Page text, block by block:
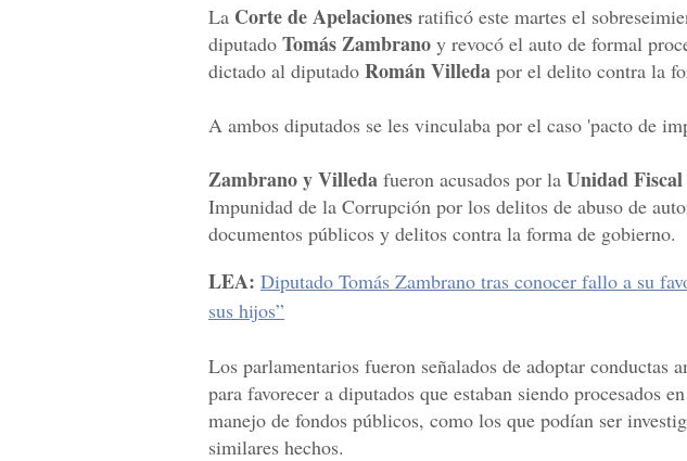
La Corte de Apelaciones ratificó este martes el
diputado Tomás Zambrano y revocó el auto de formal
dictado al diputado Román Villeda por el delito contra la
A ambos diputados se les vinculaba por el caso 'pacto de
Zambrano y Villeda fueron acusados por la Unidad
Impunidad de la Corrupción por los delitos de abuso de
documentos públicos y delitos contra la forma de gobierno.
LEA: Diputado Tomás Zambrano tras conocer fallo a su
sus hijos”
Los parlamentarios fueron señalados de adoptar conductas
para favorecer a diputados que estaban siendo procesados
manejo de fondos públicos, como los que podían ser
similares hechos.